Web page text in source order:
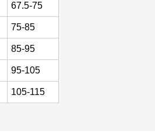
67.5-75
75-85
85-95
95-105
105-115